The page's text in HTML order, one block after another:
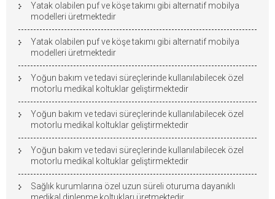
Yatak olabilen puf ve köşe takımı gibi alternatif mobilya
modelleri üretmektedir
Yatak olabilen puf ve köşe takımı gibi alternatif mobilya
modelleri üretmektedir
Yoğun bakım ve tedavi süreçlerinde kullanılabilecek özel
motorlu medikal koltuklar geliştirmektedir
Yoğun bakım ve tedavi süreçlerinde kullanılabilecek özel
motorlu medikal koltuklar geliştirmektedir
Yoğun bakım ve tedavi süreçlerinde kullanılabilecek özel
motorlu medikal koltuklar geliştirmektedir
Sağlık kurumlarına özel uzun süreli oturuma dayanıklı